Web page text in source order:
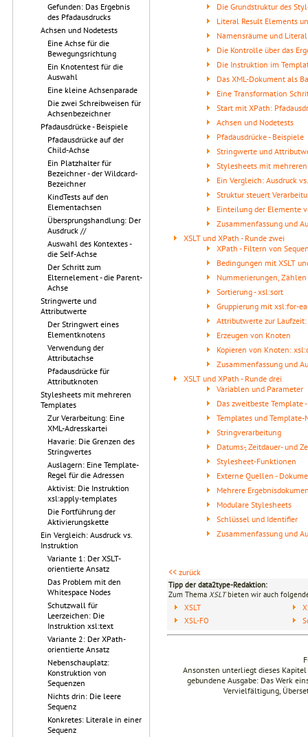
Gefunden: Das Ergebnis
des Pfadausdrucks
Achsen und Nodetests
Eine Achse für die
Bewegungsrichtung
Ein Knotentest für die
Auswahl
Eine kleine Achsenparade
Die zwei Schreibweisen für
Achsenbezeichner
Pfadausdrücke - Beispiele
Pfadausdrücke auf der
Child-Achse
Ein Platzhalter für
Bezeichner - der Wildcard-
Bezeichner
KindTests auf den
Elementachsen
Übersprungshandlung: Der
Ausdruck //
Auswahl des Kontextes -
die Self-Achse
Der Schritt zum
Elternelement - die Parent-
Achse
Stringwerte und
Attributwerte
Der Stringwert eines
Elementknotens
Verwendung der
Attributachse
Pfadausdrücke für
Attributknoten
Stylesheets mit mehreren
Templates
Zur Verarbeitung: Eine
XML-Adresskartei
Havarie: Die Grenzen des
Stringwertes
Auslagern: Eine Template-
Regel für die Adressen
Aktivist: Die Instruktion
xsl:apply-templates
Die Fortführung der
Aktivierungskette
Ein Vergleich: Ausdruck vs.
Instruktion
Variante 1: Der XSLT-
orientierte Ansatz
Das Problem mit den
Whitespace Nodes
Schutzwall für
Leerzeichen: Die
Instruktion xsl:text
Variante 2: Der XPath-
orientierte Ansatz
Nebenschauplatz:
Konstruktion von
Sequenzen
Nichts drin: Die leere
Sequenz
Konkretes: Literale in einer
Sequenz
Die Grundstruktur des
Literal Result Elements
Namensräume und
Die Kontrolle über das
Die Instruktion im
Das XML-Dokument als
Eine Transformation
Start mit XPath:
Achsen und Nodetests
Pfadausdrücke - Beispiele
Stringwerte und
Stylesheets mit
Ein Vergleich: Ausdruck
Struktur steuert
Einteilung der Elemente
Zusammenfassung und
XSLT und XPath - Runde zwei
XPath - Filtern von
Bedingungen mit XSLT
Nummerierungen,
Sortierung - xsl:sort
Gruppierung mit xsl:for-
Attributwerte zur
Erzeugen von Knoten
Kopieren von Knoten:
Zusammenfassung und
XSLT und XPath - Runde drei
Variablen und Parameter
Das zweitbeste Template
Templates und Template-
Stringverarbeitung
Datums-, Zeitdauer- und
Stylesheet-Funktionen
Externe Quellen -
Mehrere
Modulare Stylesheets
Schlüssel und Identifier
Zusammenfassung und
<< zurück
Tipp der data2type-Redaktion:
Zum Thema XSLTbieten wir auch
XSLT
XSL-FO
Ansonsten unterliegt dieses
gebundene Ausgabe: Das Werk
Vervielfältigung,